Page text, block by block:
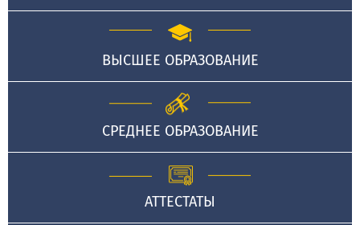
ВЫСШЕЕ ОБРАЗОВАНИЕ
СРЕДНЕЕ ОБРАЗОВАНИЕ
АТТЕСТАТЫ